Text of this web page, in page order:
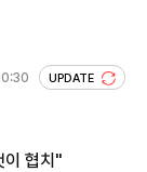
UPDATE
협치"